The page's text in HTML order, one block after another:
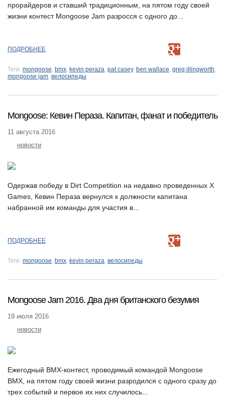
прорайдеров и ставший традиционным, на пятом году своей
жизни контест Mongoose Jam разросся с одного до...
ПОДРОБНЕЕ
Теги: mongoose, bmx, kevin peraza, pat casey, ben wallace, greg illingworth,
mongoose jam, велосипеды
Mongoose: Кевин Пераза. Капитан, фанат и победитель
11 августа 2016
новости
Одержав победу в Dirt Competition на недавно проведенных X
Games, Кевин Пераза вернулся к должности капитана
набранной им команды для участия в...
ПОДРОБНЕЕ
Теги: mongoose, bmx, kevin peraza, велосипеды
Mongoose Jam 2016. Два дня британского безумия
19 июля 2016
новости
Ежегодный BMX-контест, проводимый командой Mongoose
BMX, на пятом году своей жизни разродился с одного сразу до
трех событий и первое их них случилось...